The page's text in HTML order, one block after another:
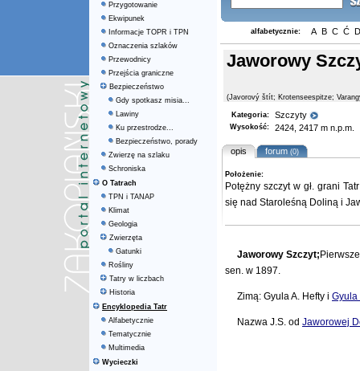
Przygotowanie
Ekwipunek
Informacje TOPR i TPN
Oznaczenia szlaków
Przewodnicy
Przejścia graniczne
Bezpieczeństwo
Gdy spotkasz misia...
Lawiny
Ku przestrodze...
Bezpieczeństwo, porady
Zwierzę na szlaku
Schroniska
O Tatrach
TPN i TANAP
Klimat
Geologia
Zwierzęta
Gatunki
Rośliny
Tatry w liczbach
Historia
Encyklopedia Tatr
Alfabetycznie
Tematycznie
Multimedia
Wycieczki
alfabetycznie: A B C Ć D
Jaworowy
(Javorový štít; Krotenseespitze;
Kategoria: Szczyty
Wysokość: 2424, 2417 m n.p.m.
opis forum(0)
Położenie:
Potężny szczyt w gł. grani
się nad Staroleśną Doliną i
Jaworowy Szczyt;
sen. w 1897.
Zimą: Gyula A. Hefty i
Nazwa J.S. od Jaworowej